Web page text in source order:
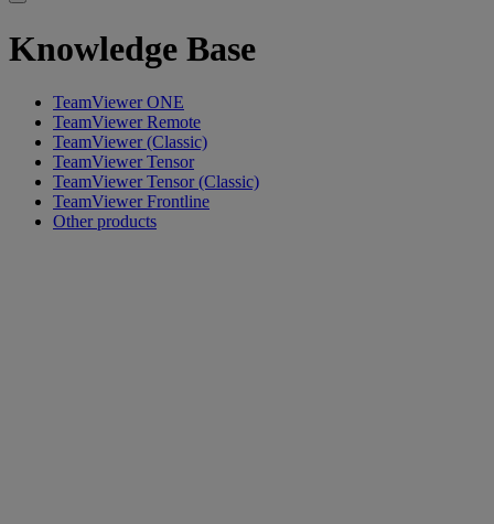
Knowledge Base
TeamViewer ONE
TeamViewer Remote
TeamViewer (Classic)
TeamViewer Tensor
TeamViewer Tensor (Classic)
TeamViewer Frontline
Other products